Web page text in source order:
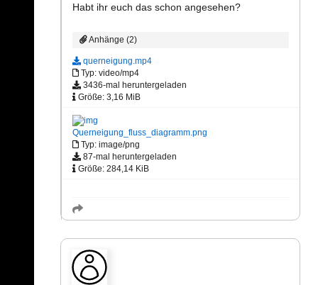
Habt ihr euch das schon angesehen?
Anhänge (2)
querneigung.mp4
Typ: video/mp4
3436-mal heruntergeladen
Größe: 3,16 MiB
Querneigung_fluss_diagramm.png
Typ: image/png
87-mal heruntergeladen
Größe: 284,14 KiB